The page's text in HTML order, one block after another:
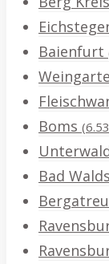
Baienfurt
Boms
Bad